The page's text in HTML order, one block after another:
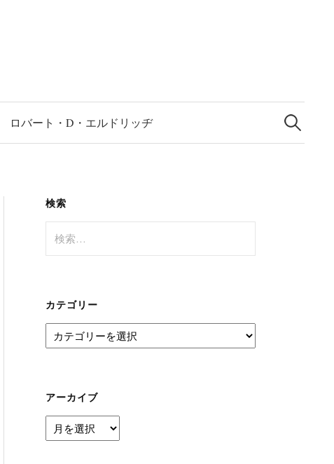
ロバート・D・エルドリッヂ
検
索:
検索
索:
カテゴリー
テ
ー
アーカイブ
ア
ー